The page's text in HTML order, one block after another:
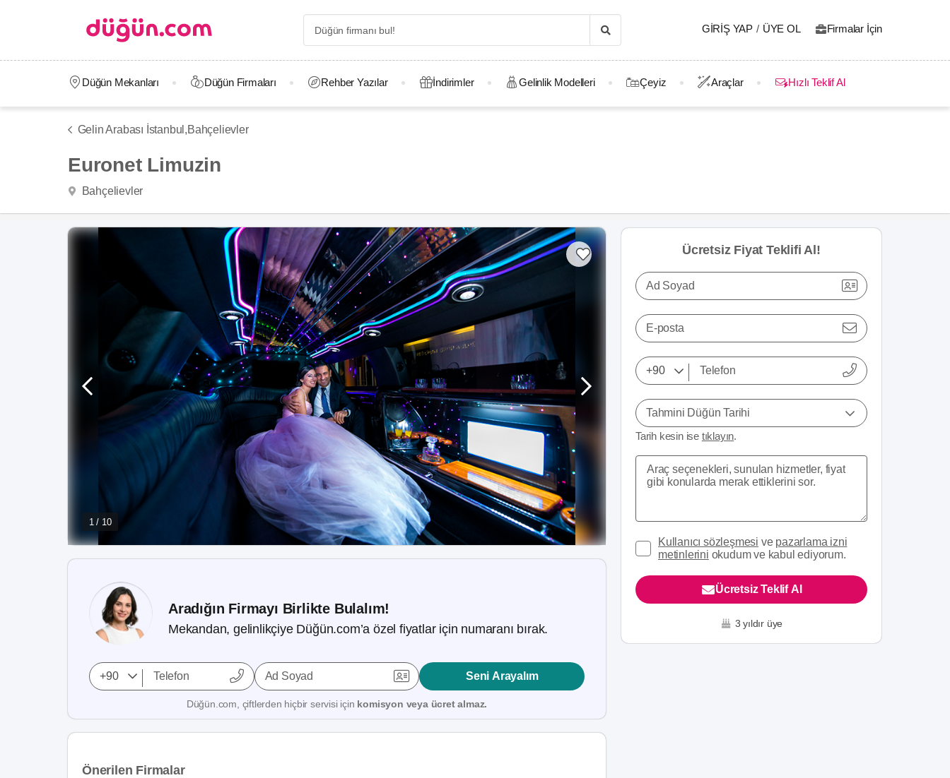
GIRIŞ YAP / ÜYE OL Firmalar İçin
Düğün Mekanları Düğün Firmaları Rehber Yazılar İndirimler Gelinlik Modelleri Çeyiz Araçlar Hızlı Teklif Al
Gelin Arabası İstanbul,Bahçelievler
Euronet Limuzin
Bahçelievler
1 / 10
Aradığın Firmayı Birlikte Bulalım!
Mekandan, gelinlikçiye Düğün.com’a özel fiyatlar için numaranı bırak.
Ad Soyad Seni Arayalım
Düğün.com, çiftlerden hiçbir servisi için komisyon veya ücret almaz.
Önerilen Firmalar
Ücretsiz Fiyat Teklifi Al!
Ad Soyad
E-posta
Tahmini Düğün Tarihi
Tarih kesin ise tıklayın.
Kullanıcı sözleşmesi ve pazarlama izni
metinlerini okudum ve kabul ediyorum.
Ücretsiz Teklif Al
3 yıldır üye